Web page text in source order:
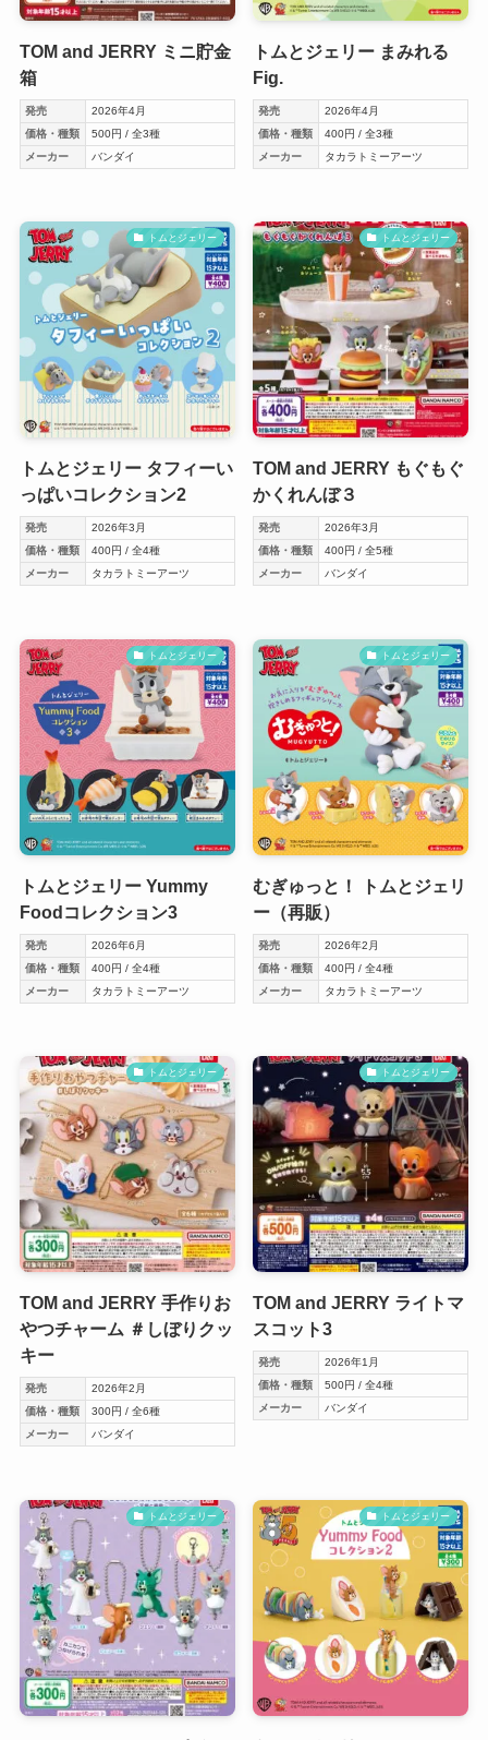
TOM and JERRY ミニ貯金
箱
発売
2026年4月
価格・種類
500円 / 全3種
メーカー
バンダイ
トムとジェリー まみれる
Fig.
発売
2026年4月
価格・種類
400円 / 全3種
メーカー
タカラトミーアーツ
トムとジェリー
トムとジェリー タフィーい
っぱいコレクション2
発売
2026年3月
価格・種類
400円 / 全4種
メーカー
タカラトミーアーツ
トムとジェリー
TOM and JERRY もぐもぐ
かくれんぼ３
発売
2026年3月
価格・種類
400円 / 全5種
メーカー
バンダイ
トムとジェリー
トムとジェリー Yummy
Foodコレクション3
発売
2026年6月
価格・種類
400円 / 全4種
メーカー
タカラトミーアーツ
トムとジェリー
むぎゅっと！ トムとジェリ
ー（再販）
発売
2026年2月
価格・種類
400円 / 全4種
メーカー
タカラトミーアーツ
トムとジェリー
TOM and JERRY 手作りお
やつチャーム ＃しぼりクッ
キー
発売
2026年2月
価格・種類
300円 / 全6種
メーカー
バンダイ
トムとジェリー
TOM and JERRY ライトマ
スコット3
発売
2026年1月
価格・種類
500円 / 全4種
メーカー
バンダイ
トムとジェリー トムとジェリー